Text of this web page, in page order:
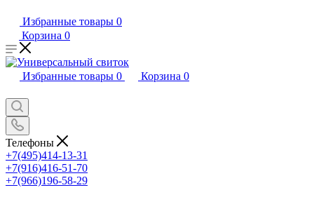
Избранные товары 0
Корзина 0
Избранные товары 0 Корзина 0
Телефоны
+7(495)414-13-31
+7(916)416-51-70
+7(966)196-58-29